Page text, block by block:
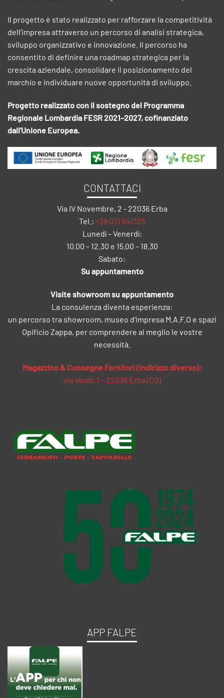
Il progetto è stato realizzato per rafforzare la competitività
dell'impresa attraverso un percorso di analisi strategica,
sviluppo organizzativo e innovazione. Il percorso ha
consentito di definire una roadmap strategica per la
crescita aziendale, consolidare il posizionamento del
marchio e individuare nuove opportunità di sviluppo.
Progetto realizzato con il sostegno del Programma
Regionale Lombardia FESR 2021–2027, cofinanziato
dall'Unione Europea.
CONTATTACI
Via IV Novembre, 2 - 22036 Erba
Tel.: +39 031 641325
Lunedì – Venerdì:
10.00 – 12.30 e 15.00 – 18.30
Sabato:
Su appuntamento
Visite showroom su appuntamento
La consulenza diventa esperienza:
un percorso tra showroom, museo d’impresa M.A.F.O e spazi
Opificio Zappa, per comprendere al meglio le vostre
necessità.
Magazzino & Consegne Fornitori (indirizzo diverso):
Via Verdi, 1 – 22036 Erba (CO)
APP FALPE